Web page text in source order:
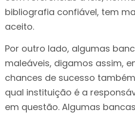
bibliografia confiável, tem
aceito.
Por outro lado, algumas
maleáveis, digamos assim,
chances de sucesso
qual instituição é a
em questão. Algumas